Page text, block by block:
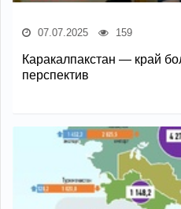
07.07.2025 159
Каракалпакстан — край
перспектив